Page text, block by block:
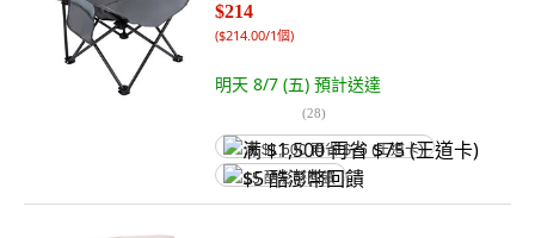
$214
($214.00/1個)
明天 8/7 (五) 預計送達
(28)
满 $1,500 再省 $75 (王道卡)
$5 酷澎幣回饋